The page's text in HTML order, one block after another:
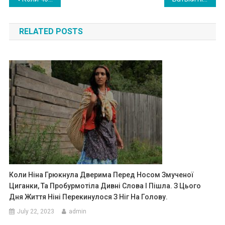
navigation
RELATED POSTS
Коли Ніна Грюкнула Дверима Перед Носом Змученої
Циганки, Та Пробурмотіла Дивні Слова І Пішла. З Цього
Дня Життя Ніні Перекинулося З Ніг На Голову.
July 22, 2023 admin